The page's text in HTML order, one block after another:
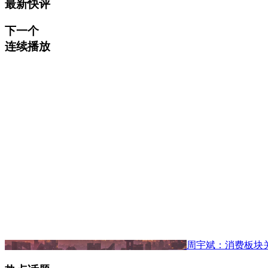
最新快评
下一个
连续播放
周宇斌：消费板块